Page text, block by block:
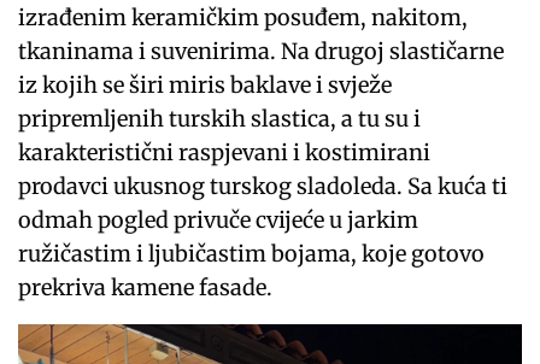
izrađenim keramičkim posuđem, nakitom,
tkaninama i suvenirima. Na drugoj slastičarne
iz kojih se širi miris baklave i svježe
pripremljenih turskih slastica, a tu su i
karakteristični raspjevani i kostimirani
prodavci ukusnog turskog sladoleda. Sa kuća ti
odmah pogled privuče cvijeće u jarkim
ružičastim i ljubičastim bojama, koje gotovo
prekriva kamene fasade.